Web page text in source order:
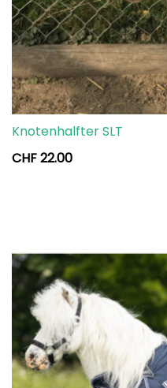
Knotenhalfter SLT
CHF22.00